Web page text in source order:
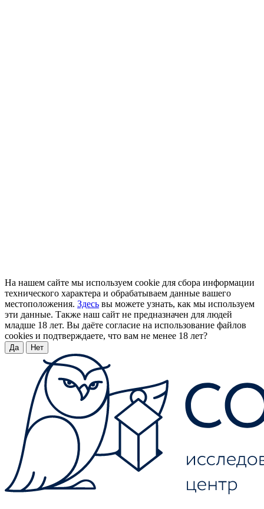
На нашем сайте мы используем cookie для сбора информации
технического характера и обрабатываем данные вашего
местоположения. Здесь вы можете узнать, как мы используем
эти данные. Также наш сайт не предназначен для людей
младше 18 лет. Вы даёте согласие на использование файлов
cookies и подтверждаете, что вам не менее 18 лет?
Да Нет